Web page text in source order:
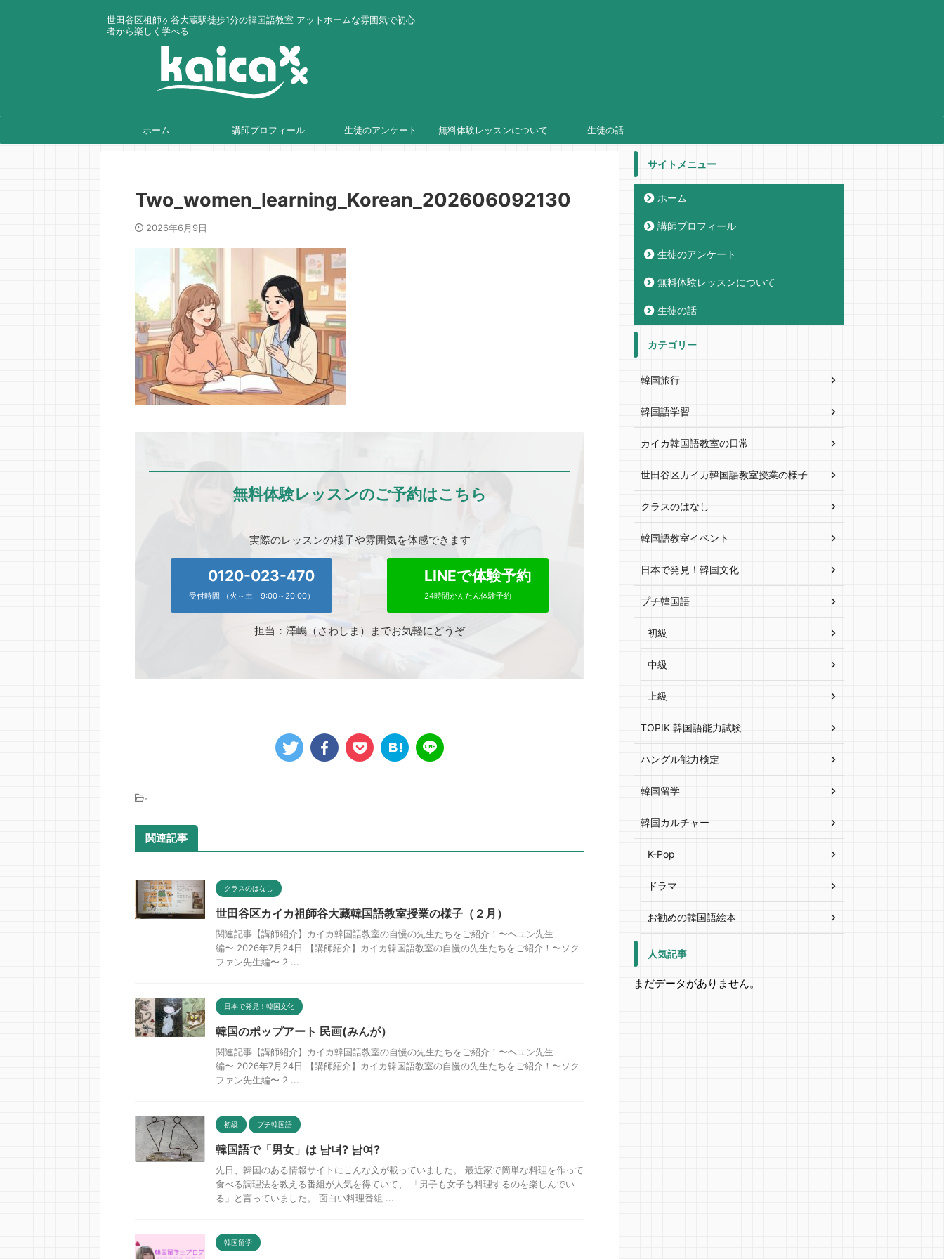
世田谷区祖師ヶ谷大蔵駅徒歩1分の韓国語教室 アットホームな雰囲気で初心
者から楽しく学べる
ホーム 講師プロフィール 生徒のアンケート 無料体験レッスンについて 生徒の話
Two_women_learning_Korean_202606092130
2026年6月9日
無料体験レッスンのご予約はこちら
実際のレッスンの様子や雰囲気を体感できます
0120-023-470
受付時間 （火～土 9:00～20:00）
LINEで体験予約
24時間かんたん体験予約
担当：澤嶋（さわしま）までお気軽にどうぞ
-
関連記事
クラスのはなし
世田谷区カイカ祖師谷大藏韓国語教室授業の様子（２月）
関連記事【講師紹介】カイカ韓国語教室の自慢の先生たちをご紹介！〜ヘユン先生
編〜 2026年7月24日 【講師紹介】カイカ韓国語教室の自慢の先生たちをご紹介！〜ソク
ファン先生編〜 2 ...
日本で発見！韓国文化
韓国のポップアート 民画(みんが）
関連記事【講師紹介】カイカ韓国語教室の自慢の先生たちをご紹介！〜ヘユン先生
編〜 2026年7月24日 【講師紹介】カイカ韓国語教室の自慢の先生たちをご紹介！〜ソク
ファン先生編〜 2 ...
初級 プチ韓国語
韓国語で「男女」は 남녀? 남여?
先日、韓国のある情報サイトにこんな文が載っていました。 最近家で簡単な料理を作って
食べる調理法を教える番組が人気を得ていて、 「男子も女子も料理するのを楽しんでい
る」と言っていました。 面白い料理番組 ...
韓国留学
サイトメニュー
ホーム
講師プロフィール
生徒のアンケート
無料体験レッスンについて
生徒の話
カテゴリー
韓国旅行
韓国語学習
カイカ韓国語教室の日常
世田谷区カイカ韓国語教室授業の様子
クラスのはなし
韓国語教室イベント
日本で発見！韓国文化
プチ韓国語
初級
中級
上級
TOPIK 韓国語能力試験
ハングル能力検定
韓国留学
韓国カルチャー
K-Pop
ドラマ
お勧めの韓国語絵本
人気記事
まだデータがありません。